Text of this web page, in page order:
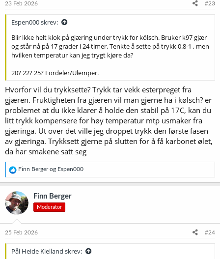
23 Feb 2026 #23
Espen000 skrev:
Blir ikke helt klok på gjæring under trykk for kölsch. Bruker k97 gjær
og står nå på 17 grader i 24 timer. Tenkte å sette på trykk 0.8-1 , men
hvilken temperatur kan jeg trygt kjøre da?
20? 22? 25? Fordeler/Ulemper.
Hvorfor vil du trykksette? Trykk tar vekk esterpreget fra
gjæren. Fruktigheten fra gjæren vil man gjerne ha i kølsch? er
problemet at du ikke klarer å holde den stabil på 17C, kan du
litt trykk kompensere for høy temperatur mtp usmaker fra
gjæringa. Ut over det ville jeg droppet trykk den første fasen
av gjæringa. Trykksett gjerne på slutten for å få karbonet ølet,
da har smakene satt seg
R
e
a
k
s
j
o
e
Finn Bergerog Espen000
Finn Berger
Moderator
25 Feb 2026 #24
Pål Heide Kielland skrev: